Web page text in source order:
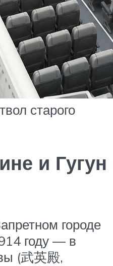
старого
и Гугун
городе
году — в
(武英殿,